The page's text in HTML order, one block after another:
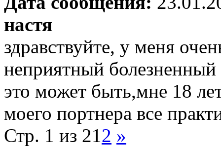
настя
здравствуйте, у меня
неприятный болезненный
это может быть,мне 18
моего портнера все
Стр. 1 из 212 »